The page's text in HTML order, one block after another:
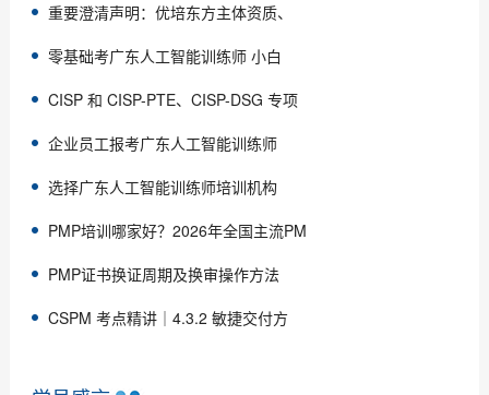
重要澄清声明：优培东方主体资质、
零基础考广东人工智能训练师 小白
CISP 和 CISP-PTE、CISP-DSG 专项
企业员工报考广东人工智能训练师
选择广东人工智能训练师培训机构
PMP培训哪家好？2026年全国主流PM
PMP证书换证周期及换审操作方法
CSPM 考点精讲｜4.3.2 敏捷交付方